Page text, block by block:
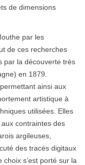
de dimensions
par les
de ces recherches
par la découverte très
en 1879.
ainsi aux
artistique à
utilisées. Elles
contraintes des
argileuses,
des tracés digitaux
s’est porté sur la